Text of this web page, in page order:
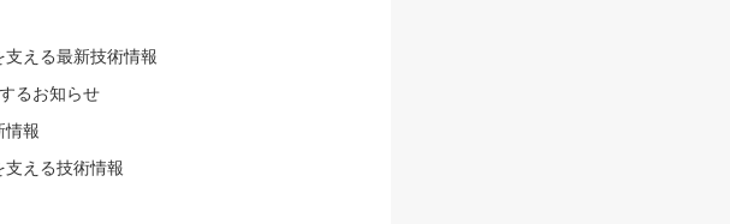
える最新技術情報
るお知らせ
情報
える技術情報